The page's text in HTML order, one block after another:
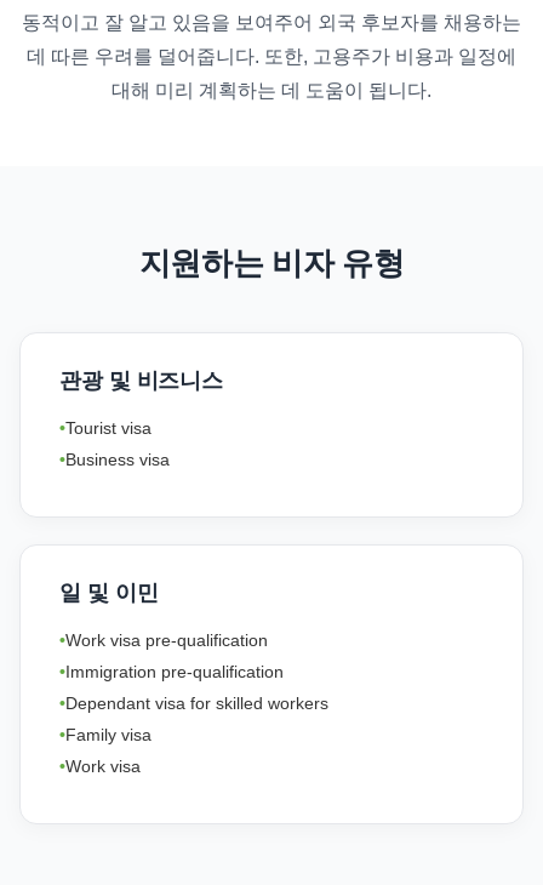
동적이고 잘 알고 있음을 보여주어 외국 후보자를 채용하는
데 따른 우려를 덜어줍니다. 또한, 고용주가 비용과 일정에
대해 미리 계획하는 데 도움이 됩니다.
지원하는 비자 유형
관광 및 비즈니스
Tourist visa
Business visa
일 및 이민
Work visa pre-qualification
Immigration pre-qualification
Dependant visa for skilled workers
Family visa
Work visa